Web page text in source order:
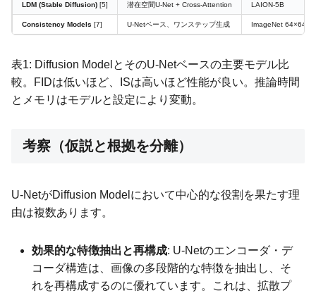
LDM (Stable Diffusion) [5] 潜在空間U-Net + Cross-Attention LAION-5B
Consistency Models [7] U-Netベース、ワンステップ生成 ImageNet 64×64
表1: Diffusion ModelとそのU-Netベースの主要モデル比
較。FIDは低いほど、ISは高いほど性能が良い。推論時間
とメモリはモデルと設定により変動。
考察（仮説と根拠を分離）
U-NetがDiffusion Modelにおいて中心的な役割を果たす理
由は複数あります。
効果的な特徴抽出と再構成: U-Netのエンコーダ・デ
コーダ構造は、画像の多段階的な特徴を抽出し、そ
れを再構成するのに優れています。これは、拡散プ